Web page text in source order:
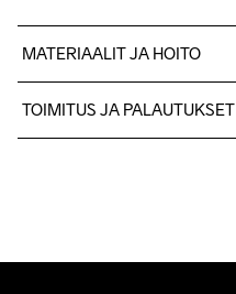
MATERIAALIT JA HOITO
kierrätetty polyesteri
TOIMITUS JA PALAUTUKSET
kysymyksiisi.